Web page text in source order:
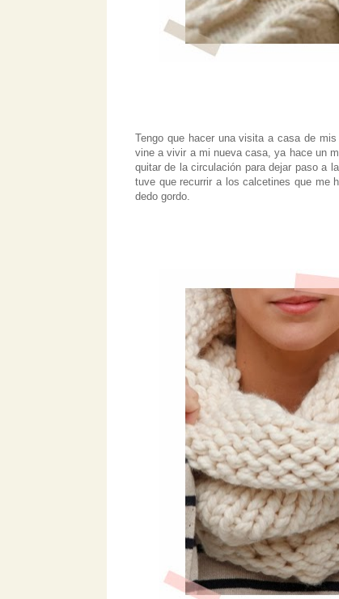
Tengo que hacer una visita a casa de
vine a vivir a mi nueva casa, ya hace un
quitar de la circulación para dejar paso a
tuve que recurrir a los calcetines que me
dedo gordo.